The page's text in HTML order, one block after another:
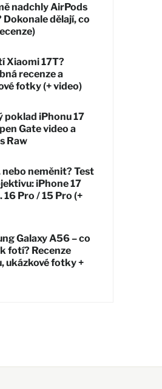
nadchly AirPods
Dokonale dělají, co
Xiaomi 17T?
recenze a
fotky (+ video)
poklad iPhonu 17
Gate video a
Raw
nebo neměnit? Test
iPhone 17
16 Pro / 15 Pro (+
Galaxy A56 – co
fotí? Recenze
ukázkové fotky +